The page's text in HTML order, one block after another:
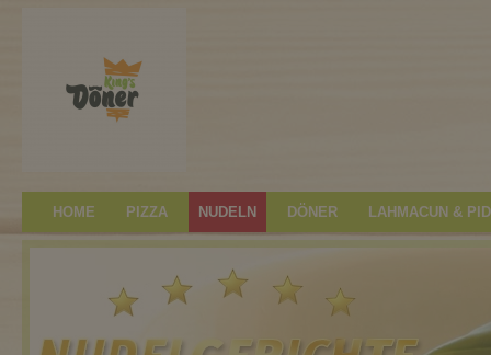
HOME PIZZA NUDELN DÖNER LAHMACUN &